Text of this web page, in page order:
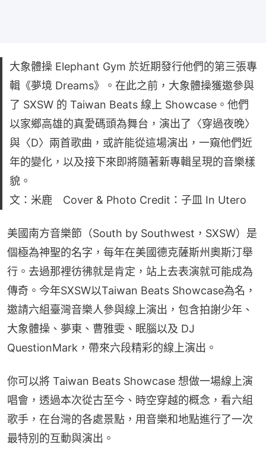
大象體操 Elephant Gym 於近期發行他們的第三張專
輯《夢境 Dreams》。在此之前，大象體操獲邀參與
了 SXSW 的 Taiwan Beats 線上 Showcase。他們
以家鄉高雄的真愛碼頭為舞台，演出了〈穿過夜晚〉
與〈D〉兩首歌曲，或許能從這場演出，一窺他們近
年的變化，以及接下來即將隨著新專輯呈現的音樂樣
貌。
文：米鹿 Cover & Photo Credit：子皿 In Utero
美國南方音樂節（South by Southwest，SXSW）是
個極為神聖的名字，每年在美國德克薩斯州奧斯汀舉
行。去過那裡彷彿就是肯定，站上去表演就可能成為
傳奇。今年SXSW以Taiwan Beats Showcase為名，
邀請六組臺灣音樂人參與線上演出，包含拍謝少年、
大象體操、夢東、曹雅雯、眠腦以及 DJ
QuestionMark，帶來六段精彩的線上演出。
你可以將 Taiwan Beats Showcase 想做一場線上演
唱會，透過本次從古至今、時空穿越的概念，看六組
歌手，在台灣的各處景點，用音樂和地點進行了一次
最特別的互動與演出。